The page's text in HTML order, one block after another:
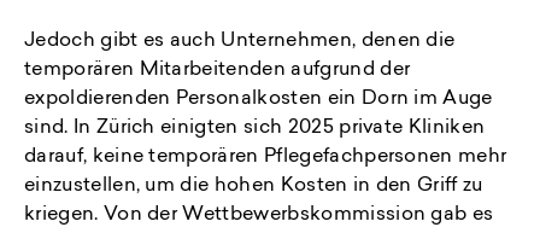
Jedoch gibt es auch Unternehmen, denen die
temporären Mitarbeitenden aufgrund der
expoldierenden Personalkosten ein Dorn im Auge
sind. In Zürich einigten sich 2025 private Kliniken
darauf, keine temporären Pflegefachpersonen mehr
einzustellen, um die hohen Kosten in den Griff zu
kriegen. Von der Wettbewerbskommission gab es